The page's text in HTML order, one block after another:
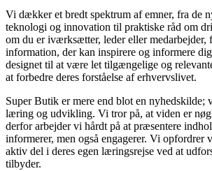
Vi dækker et bredt spektrum af emner, fra de
teknologi og innovation til praktiske råd om
om du er iværksætter, leder eller
information, der kan inspirere og informere
designet til at være let tilgængelige og
at forbedre deres forståelse af erhvervslivet.
Super Butik er mere end blot en nyhedskilde;
læring og udvikling. Vi tror på, at viden er
derfor arbejder vi hårdt på at præsentere
informerer, men også engagerer. Vi opfordrer
aktiv del i deres egen læringsrejse ved at
tilbyder.